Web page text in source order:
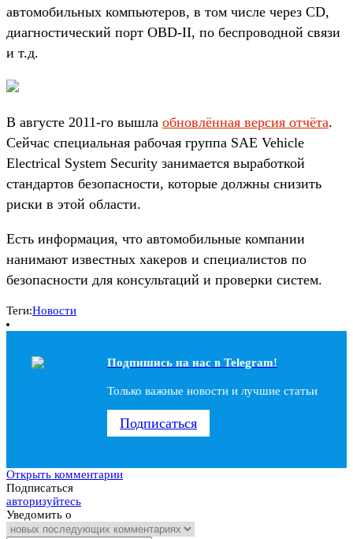
автомобильных компьютеров, в том числе через CD,
диагностический порт OBD-II, по беспроводной связи
и т.д.
В августе 2011-го вышла обновлённая версия отчёта.
Сейчас специальная рабочая группа SAE Vehicle
Electrical System Security занимается выработкой
стандартов безопасности, которые должны снизить
риски в этой области.
Есть информация, что автомобильные компании
нанимают известных хакеров и специалистов по
безопасности для консультаций и проверки систем.
Теги:Новости
Подпишись на наc в Telegram!
Только важные новости и лучшие статьи
Подписаться
Открыть комментарии
Подписаться
авторизуйтесь
Уведомить о